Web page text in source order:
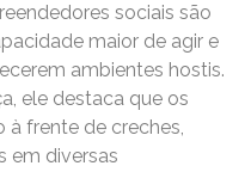
sociais são
maior de agir e
ambientes hostis.
ele destaca que os
à frente de creches,
em diversas